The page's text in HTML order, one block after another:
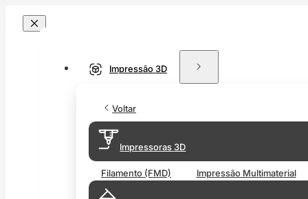
Impressão 3D
Voltar
Impressoras 3D
Filamento (FMD) Impressão Multimaterial